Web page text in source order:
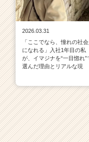
2026.03.31
「ここでなら、憧れの社会
になれる」入社1年目の私
が、イマジナを“一目惚れ”
選んだ理由とリアルな現